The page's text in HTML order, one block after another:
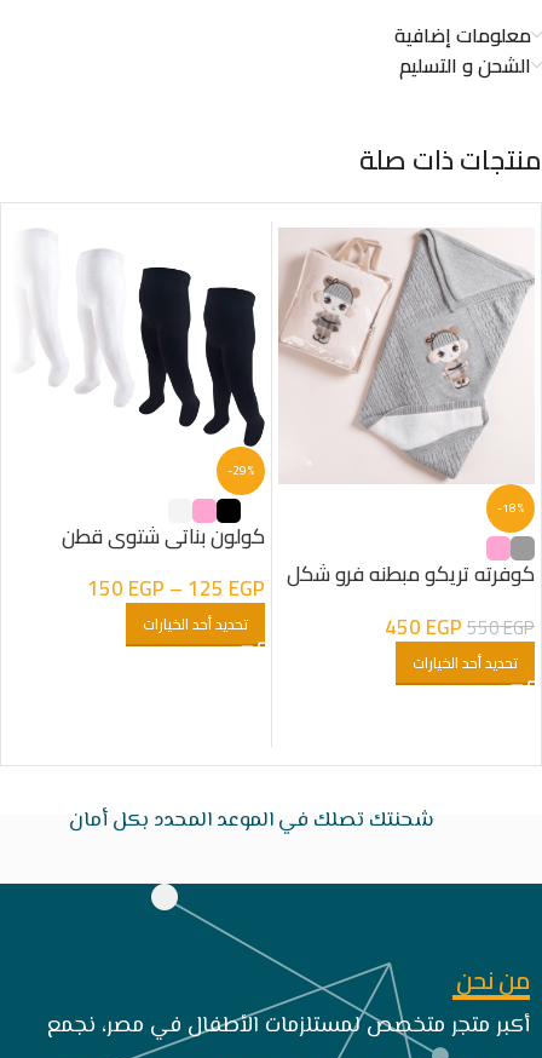
معلومات إضافية
الشحن و التسليم
منتجات ذات صلة
-18%
كوفرته تريكو مبطنه فرو شكل
550EGP
450EGP
تحديد أحد الخيارات
-29%
كولون بناتى شتوى قطن
125 EGP
–
150EGP
تحديد أحد الخيارات
شحنتك تصلك في الموعد المحدد بكل أمان
من نحن
أكبر متجر متخصص لمستلزمات الأطفال في مصر، نجمع